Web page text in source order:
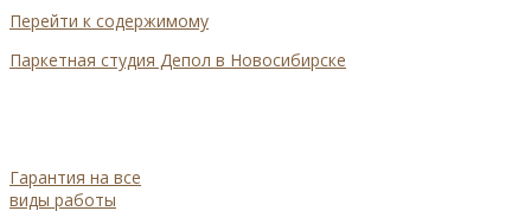
Перейти к содержимому
Паркетная студия Депол в Новосибирске
Гарантия на все
виды работы